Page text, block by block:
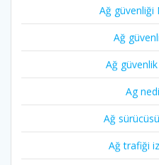
Ağ güvenliği
Ağ
Ağ
Ag
Ağ
Ağ trafiği